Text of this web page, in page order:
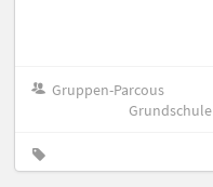
Gruppen-Parcous
Grundschule